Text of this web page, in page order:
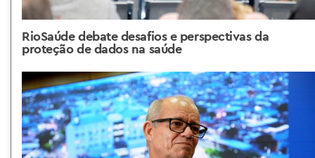
RioSaúde debate desafios e perspectivas da
proteção de dados na saúde